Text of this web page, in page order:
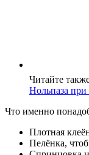
Читайте
Нольпаза при
Что именно
Плотная
Пелёнка,